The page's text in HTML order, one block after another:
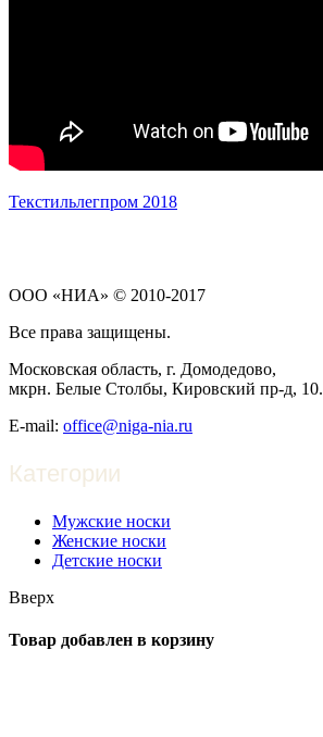
Текстильлегпром 2018
ООО «НИА» © 2010-2017
Все права защищены.
Московская область, г. Домодедово,
мкрн. Белые Столбы, Кировский пр-д, 10.
E-mail: office@niga-nia.ru
Категории
Мужские носки
Женские носки
Детские носки
Вверх
Товар добавлен в корзину